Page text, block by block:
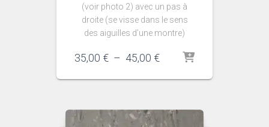
(voir photo 2) avec un pas à
droite (se visse dans le sens
des aiguilles d’une montre)
35,00 € – 45,00 €Plage
prix :
à
45,00 €